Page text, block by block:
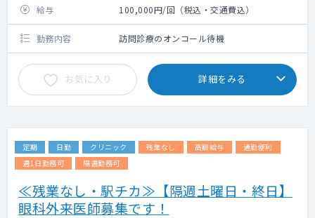
給与 100,000円/回（税込・交通費込）
勤務内容 訪問診療のオンコール待機
お気に入り 詳細をみる
定期 日勤 クリニック 残業なし 高額給与
通勤便利
週1日勤務可
隔週勤務可
≪残業なし・駅チカ≫【隔週土曜日・終日】
眼科外来医師募集です！